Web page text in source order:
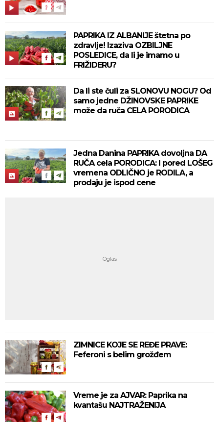
PAPRIKA IZ ALBANIJE štetna po
zdravlje! Izaziva OZBILJNE
POSLEDICE, da li je imamo u
FRIŽIDERU?
Da li ste čuli za SLONOVU NOGU? Od
samo jedne DŽINOVSKE PAPRIKE
može da ruča CELA PORODICA
Jedna Danina PAPRIKA dovoljna DA
RUČA cela PORODICA: I pored LOŠEG
vremena ODLIČNO je RODILA, a
prodaju je ispod cene
ZIMNICE KOJE SE REĐE PRAVE:
Feferoni s belim grožđem
Vreme je za AJVAR: Paprika na
kvantašu NAJTRAŽENIJA